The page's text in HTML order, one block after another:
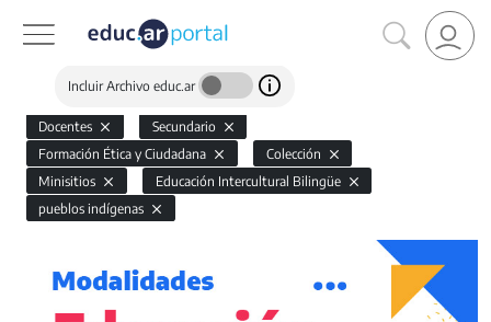
Incluir Archivo educ.ar
Docentes
Secundario
Formación Ética y Ciudadana
Colección
Minisitios
Educación Intercultural Bilingüe
pueblos indígenas